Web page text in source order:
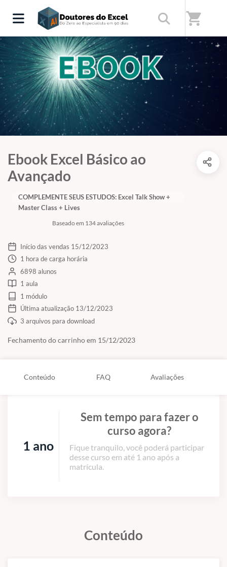
shopping_cart
Ebook Excel Básico ao
Avançado
Baseado em 134 avaliações
COMPLEMENTE SEUS ESTUDOS: Excel Talk Show +
Master Class + Lives
Início das vendas 15/12/2023
1 hora de carga horária
6898 alunos
1 aula
1 módulo
Última atualização 13/12/2023
3 arquivos para download
Fechamento do carrinho em 15/12/2023
Conteúdo FAQ Avaliações
1 ano
Sem tempo para fazer o
curso agora?
Fique tranquilo, você poderá participar
desse curso em até 1 ano após a
matrícula.
Conteúdo